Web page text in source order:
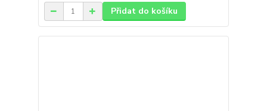
Přidat do košíku